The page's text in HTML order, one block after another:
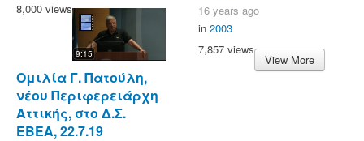
8,000 views
9:15
Ομιλία Γ. Πατούλη,
νέου Περιφερειάρχη
Αττικής, στο Δ.Σ.
ΕΒΕΑ, 22.7.19
16 years ago
in 2003
7,857 views
View More